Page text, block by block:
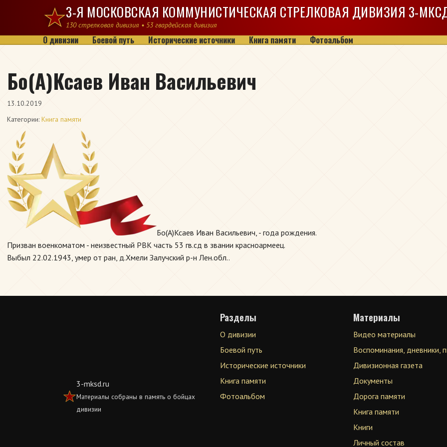
Перейти к содержимому3-Я МОСКОВСКАЯ КОММУНИСТИЧЕСКАЯ СТРЕЛКОВАЯ ДИВИЗИЯ 3-
130 стрелковая дивизия • 53 гвардейская дивизия
О дивизии Боевой путь Исторические источники Книга памяти Фотоальбом
Бо(А)Ксаев Иван Васильевич
13.10.2019
Категории: Книга памяти
Бо(А)Ксаев Иван Васильевич, - года рождения.
Призван военкоматом - неизвестный РВК часть 53 гв.сд в звании красноармеец.
Выбыл 22.02.1943, умер от ран, д.Хмели Залучский р-н Лен.обл..
3-mksd.ru
Материалы собраны в память о бойцах
дивизии
Разделы
О дивизии
Боевой путь
Исторические источники
Книга памяти
Фотоальбом
Материалы
Видео материалы
Воспоминания, дневники,
Дивизионная газета
Документы
Дорога памяти
Книга памяти
Книги
Личный состав